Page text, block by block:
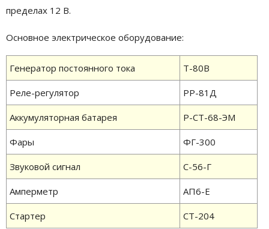
пределах 12 В.
Основное электрическое оборудование:
Генератор постоянного тока Т-80В
Реле-регулятор РР-81Д
Аккумуляторная батарея Р-СТ-68-ЭМ
Фары ФГ-300
Звуковой сигнал С-56-Г
Амперметр АП6-Е
Стартер
СТ-204